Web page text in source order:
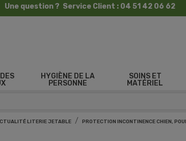
Une question ? Service Client : 04 51 42 06 62
HYGIÈNE DE LA
PERSONNE
SOINS ET
MATÉRIEL
LITERIE JETABLE PROTECTION INCONTINENCE CHIEN,